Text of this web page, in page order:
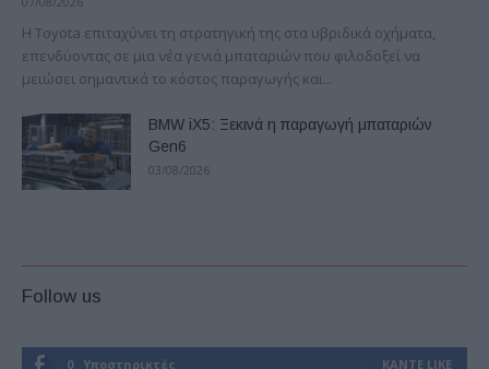
Η Toyota επιταχύνει τη στρατηγική της στα υβριδικά οχήματα,
επενδύοντας σε μια νέα γενιά μπαταριών που φιλοδοξεί να
μειώσει σημαντικά το κόστος παραγωγής και...
BMW iX5: Ξεκινά η παραγωγή μπαταριών
Gen6
03/08/2026
Follow us
0 Υποστηρικτές ΚΆΝΤΕ LIKE